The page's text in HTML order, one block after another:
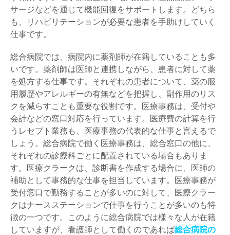
サージなどを通じて機能回復をサポートします。どちら
も、リハビリテーションが必要な患者を手助けしていく
仕事です。
総合病院では、病院内に薬剤師が在籍していることも多
いです。薬剤師は医師と連携しながら、患者に対して薬
を処方する仕事です。それぞれの患者について、薬の服
用履歴やアレルギーの有無などを把握し、副作用のリス
クを減らすことも重要な役割です。医療事務は、受付や
会計などの窓口対応を行っています。医療費の計算を行
うレセプト業務も、医療事務の代表的な仕事と言えるで
しょう。総合病院で働く医療事務は、総合窓口の他に、
それぞれの診療科ごとに配置されている場合もありま
す。医療クラークは、診断書を作成する場合に、医師の
補助として事務的な仕事を担当しています。医療事務が
受付窓口で勤務することが多いのに対して、医療クラー
クはナースステーションで仕事を行うことが多いのも特
徴の一つです。このように総合病院では様々な人が在籍
していますが、看護師として働くのであれば総合病院の